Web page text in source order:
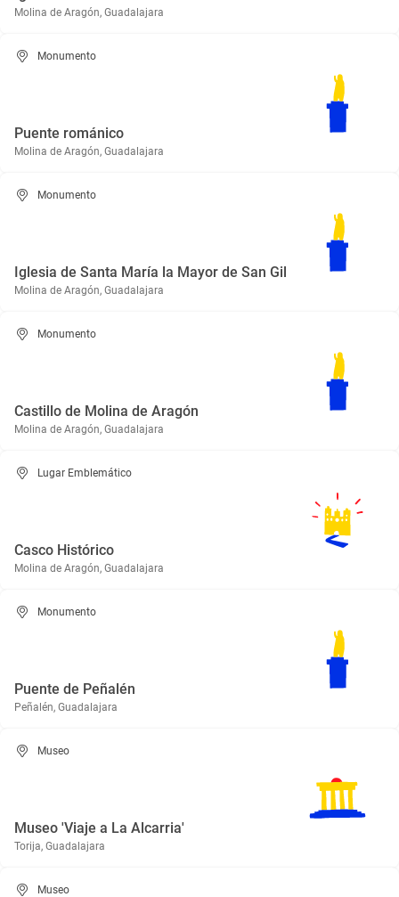
Molina de Aragón, Guadalajara
Monumento
Puente románico
Molina de Aragón, Guadalajara
Monumento
Iglesia de Santa María la Mayor de San Gil
Molina de Aragón, Guadalajara
Monumento
Castillo de Molina de Aragón
Molina de Aragón, Guadalajara
Lugar Emblemático
Casco Histórico
Molina de Aragón, Guadalajara
Monumento
Puente de Peñalén
Peñalén, Guadalajara
Museo
Museo 'Viaje a La Alcarria'
Torija, Guadalajara
Museo